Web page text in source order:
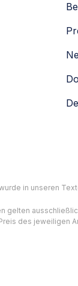
in unseren
gelten
des jeweiligen